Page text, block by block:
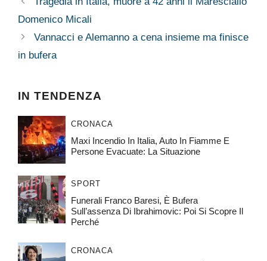
Domenico Micali
Vannacci e Alemanno a cena insieme ma finisce
in bufera
IN TENDENZA
CRONACA
Maxi Incendio In Italia, Auto In Fiamme E
Persone Evacuate: La Situazione
SPORT
Funerali Franco Baresi, È Bufera
Sull’assenza Di Ibrahimovic: Poi Si Scopre Il
Perché
CRONACA